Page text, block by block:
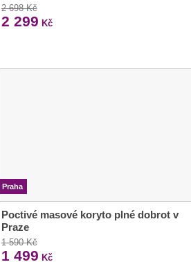
2 698 Kč
2 299 Kč
Praha
Poctivé masové koryto plné dobrot v
Praze
1 590 Kč
1 499 Kč